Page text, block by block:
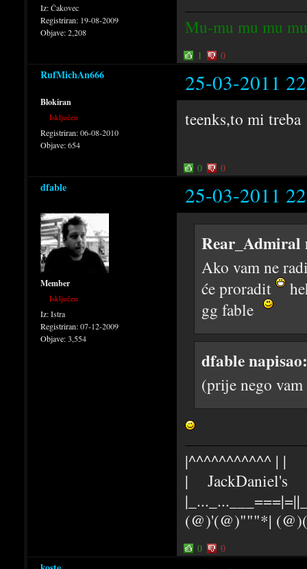
Iz:Čakovec
Registriran: 19-08-2009
Objave:2,208 Mu-mu mu mu
1 0
RufMichAn666 25-03-2011
Blokiran
Isključen
Registriran:06-08-2010
Objave:654
teenks,to mi treba
0 0
dfable 25-03-2011
Member
Isključen
Iz:Istra
Registriran:07-12-2009
Objave:3,554
Rear_Admiral
Ako vam ne
će proradit
gg fable
dfable napisao:
(prije nego
|^^^^^^^^^^^ | |
| JackDaniel's
(@)'(@)"""*|
0 0